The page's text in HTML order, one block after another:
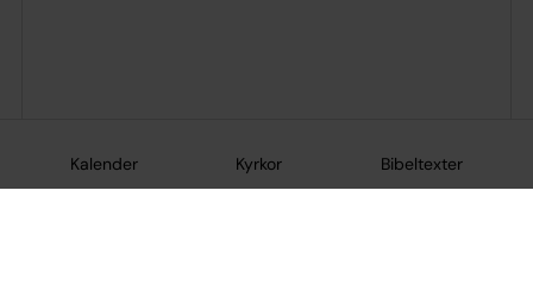
Kalender Kyrkor Bibeltexter